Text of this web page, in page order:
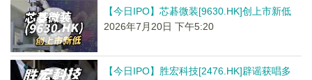
【今日IPO】芯碁微装[9630.HK]创上市新低
2026年7月20日 下午5:20
【今日IPO】胜宏科技[2476.HK]辟谣获唱多